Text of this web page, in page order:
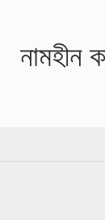
নামহীন